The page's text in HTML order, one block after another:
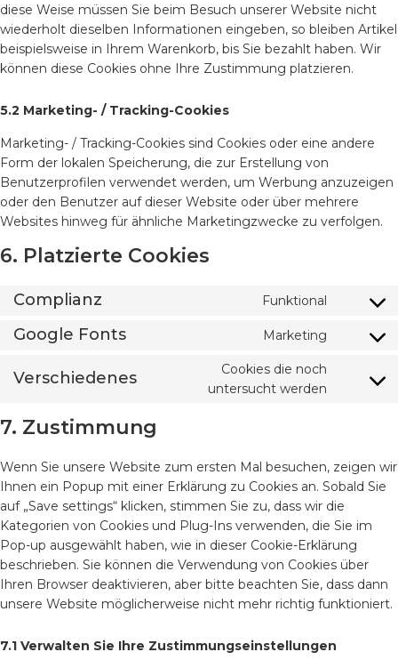
diese Weise müssen Sie beim Besuch unserer Website nicht
wiederholt dieselben Informationen eingeben, so bleiben Artikel
beispielsweise in Ihrem Warenkorb, bis Sie bezahlt haben. Wir
können diese Cookies ohne Ihre Zustimmung platzieren.
5.2 Marketing- / Tracking-Cookies
Marketing- / Tracking-Cookies sind Cookies oder eine andere
Form der lokalen Speicherung, die zur Erstellung von
Benutzerprofilen verwendet werden, um Werbung anzuzeigen
oder den Benutzer auf dieser Website oder über mehrere
Websites hinweg für ähnliche Marketingzwecke zu verfolgen.
6. Platzierte Cookies
Complianz Funktional
Google Fonts Marketing
Verschiedenes
Cookies die noch
untersucht werden
7. Zustimmung
Wenn Sie unsere Website zum ersten Mal besuchen, zeigen wir
Ihnen ein Popup mit einer Erklärung zu Cookies an. Sobald Sie
auf „Save settings“ klicken, stimmen Sie zu, dass wir die
Kategorien von Cookies und Plug-Ins verwenden, die Sie im
Pop-up ausgewählt haben, wie in dieser Cookie-Erklärung
beschrieben. Sie können die Verwendung von Cookies über
Ihren Browser deaktivieren, aber bitte beachten Sie, dass dann
unsere Website möglicherweise nicht mehr richtig funktioniert.
7.1 Verwalten Sie Ihre Zustimmungseinstellungen